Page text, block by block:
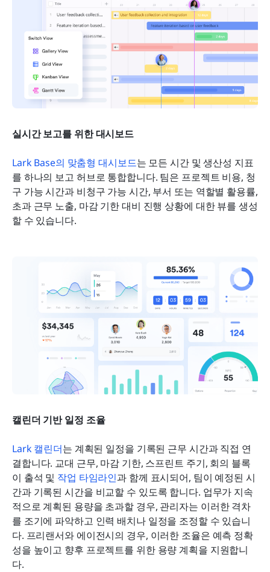
실시간 보고를 위한 대시보드
Lark Base의 맞춤형 대시보드는 모든 시간 및 생산성 지표
를 하나의 보고 허브로 통합합니다. 팀은 프로젝트 비용, 청
구 가능 시간과 비청구 가능 시간, 부서 또는 역할별 활용률,
초과 근무 노출, 마감 기한 대비 진행 상황에 대한 뷰를 생성
할 수 있습니다.
캘린더 기반 일정 조율
Lark 캘린더는 계획된 일정을 기록된 근무 시간과 직접 연
결합니다. 교대 근무, 마감 기한, 스프린트 주기, 회의 블록
이 출석 및 작업 타임라인과 함께 표시되어, 팀이 예정된 시
간과 기록된 시간을 비교할 수 있도록 합니다. 업무가 지속
적으로 계획된 용량을 초과할 경우, 관리자는 이러한 격차
를 조기에 파악하고 인력 배치나 일정을 조정할 수 있습니
다. 프리랜서와 에이전시의 경우, 이러한 조율은 예측 정확
성을 높이고 향후 프로젝트를 위한 용량 계획을 지원합니
다.